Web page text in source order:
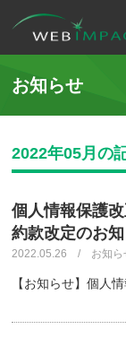
お知らせ
2022年05月の
個人情報保護
約款改定のお
2022.05.26 / お知ら
【お知らせ】個人